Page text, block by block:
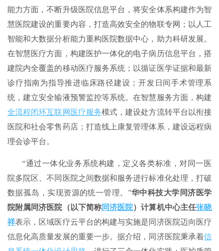
能力方面，不断升级医院信息平台，将安全体系构建作为智
慧医院建设的重要内容，打造高效安全的物联专网；以人工
智能和大数据分析能力重构医院数据中心，助力科研发展。
在智慧医疗方面，构建医护一体化的电子病历信息平台，搭
建院内全覆盖的移动医疗服务系统；以循证医学证据和最新
诊疗指南为指导推进临床路径建设；开发日间手术管理系
统，建立安全输液预警监控等系统。在智慧服务方面，构建
全流程闭环互联网医疗服务模式，建设处方流转平台以衔接
医院和社会零售药店；打造线上康复管理体系，建设远程病
理会诊平台。
“通过一体化业务系统构建，定义各类标准，对同一医
院多院区、不同医院之间数据和服务进行标准化处理，打破
数据孤岛，实现资源的统一管理。”华中科技大学同济医学
院附属同济医院（以下简称同济医院）计算机中心主任张晓
祥表示，区域医疗云平台的构建与实施是同济医院迈向医疗
信息化高质量发展的重要一步。据介绍，同济医院秉承着信